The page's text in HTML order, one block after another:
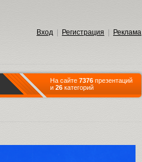
Вход Регистрация Реклама
На сайте 7376 презентаций
и 26 категорий